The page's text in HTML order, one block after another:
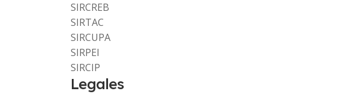
SIRCREB
SIRTAC
SIRCUPA
SIRPEI
SIRCIP
Legales